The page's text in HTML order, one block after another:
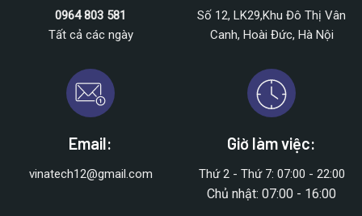
0964 803 581
Tất cả các ngày
Số 12, LK29,Khu Đô Thị Vân
Canh, Hoài Đức, Hà Nội
Email:
vinatech12@gmail.com
Giờ làm việc:
Thứ 2 - Thứ 7: 07:00 - 22:00
Chủ nhật: 07:00 - 16:00